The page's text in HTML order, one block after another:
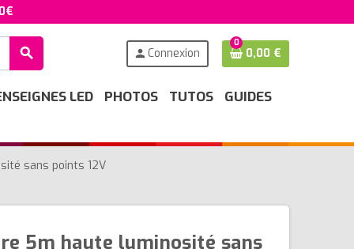
search person Connexion
0
0,00 €
LED PHOTOS TUTOS
GUIDES
sans points 12V
5m haute luminosité sans